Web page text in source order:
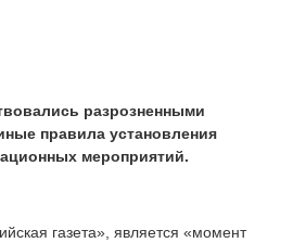
разрозненными
правила установления
мероприятий.
газета», является «момент